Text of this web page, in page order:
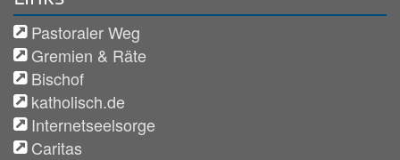
Pastoraler Weg
Gremien & Räte
Bischof
katholisch.de
Internetseelsorge
Caritas